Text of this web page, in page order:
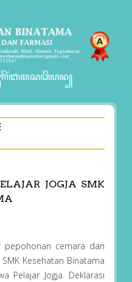
JOGJA SMK
cemara dan
Kesehatan Binatama
Pelajar Jogja. Deklarasi